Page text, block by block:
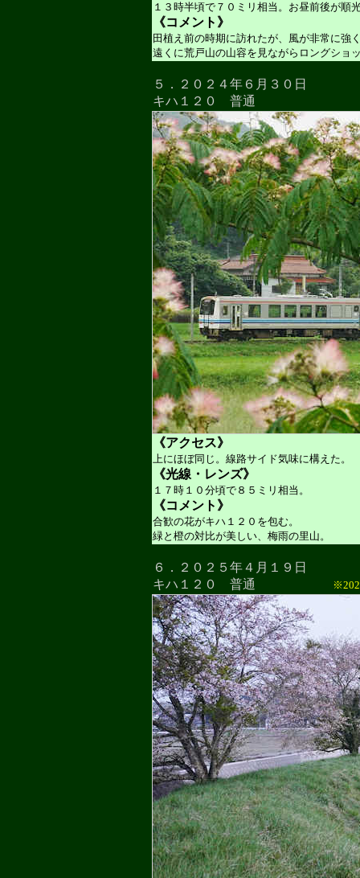
１３時半頃で７０ミリ相当。お昼前後が順
《コメント》
田植え前の時期に訪れたが、風が非常に強
遠くに荒戸山の山容を見ながらロングショ
５．２０２４年６月３０日
キハ１２０ 普通
《アクセス》
上にほぼ同じ。線路サイド気味に構えた。
《光線・レンズ》
１７時１０分頃で８５ミリ相当。
《コメント》
合歓の花がキハ１２０を包む。
緑と橙の対比が美しい、梅雨の里山。
６．２０２５年４月１９日
キハ１２０ 普通